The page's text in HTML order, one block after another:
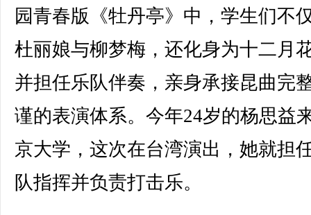
园青春版《牡丹亭》中，学生们不
杜丽娘与柳梦梅，还化身为十二月
并担任乐队伴奏，亲身承接昆曲完
谨的表演体系。今年24岁的杨思益
京大学，这次在台湾演出，她就担
队指挥并负责打击乐。